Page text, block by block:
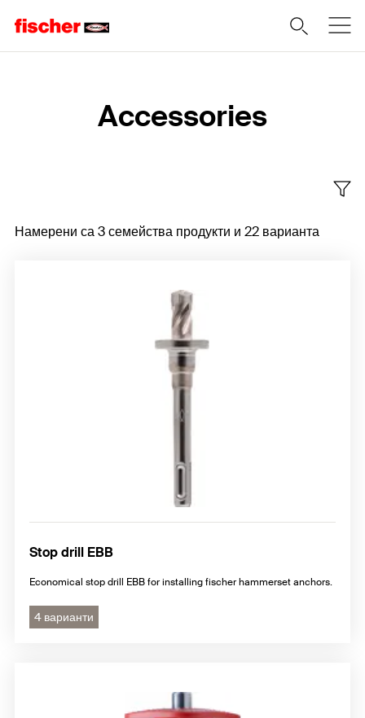
Accessories
Намерени са 3 семейства продукти и 22 варианта
Stop drill EBB
Economical stop drill EBB for installing fischer hammerset anchors.
4 варианти